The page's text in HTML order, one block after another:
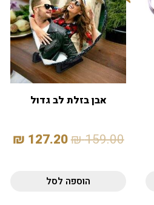
אבן בזלת לב גדול
159.00
₪
127.20
₪
הוספה לסל